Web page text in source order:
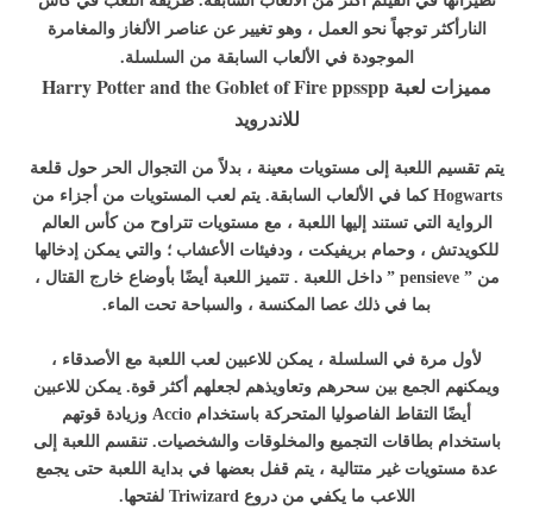
النارأكثر توجهاً نحو العمل ، وهو تغيير عن عناصر الألغاز والمغامرة
الموجودة في الألعاب السابقة من السلسلة.
مميزات لعبة Harry Potter and the Goblet of Fire ppsspp
للاندرويد
يتم تقسيم اللعبة إلى مستويات معينة ، بدلاً من التجوال الحر حول قلعة
Hogwarts كما في الألعاب السابقة. يتم لعب المستويات من أجزاء من
الرواية التي تستند إليها اللعبة ، مع مستويات تتراوح من كأس العالم
للكويدتش ، وحمام بريفيكت ، ودفيئات الأعشاب ؛ والتي يمكن إدخالها
من ” pensieve ” داخل اللعبة . تتميز اللعبة أيضًا بأوضاع خارج القتال ،
بما في ذلك عصا المكنسة ، والسباحة تحت الماء.
لأول مرة في السلسلة ، يمكن للاعبين لعب اللعبة مع الأصدقاء ،
ويمكنهم الجمع بين سحرهم وتعاويذهم لجعلهم أكثر قوة. يمكن للاعبين
أيضًا التقاط الفاصوليا المتحركة باستخدام Accio وزيادة قوتهم
باستخدام بطاقات التجميع والمخلوقات والشخصيات. تنقسم اللعبة إلى
عدة مستويات غير متتالية ، يتم قفل بعضها في بداية اللعبة حتى يجمع
اللاعب ما يكفي من دروع Triwizard لفتحها.